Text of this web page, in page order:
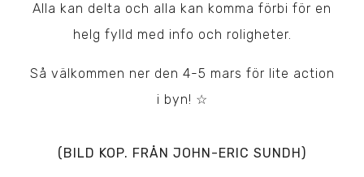
Alla kan delta och alla kan komma förbi för en
helg fylld med info och roligheter.
Så välkommen ner den 4-5 mars för lite action
i byn! ☆
(BILD KOP. FRÅN JOHN-ERIC SUNDH)